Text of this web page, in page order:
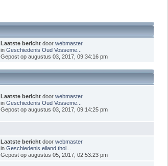
Laatste bericht doorwebmaster
inGeschiedenis Oud Vosseme...
Gepost op augustus 03, 2017, 09:34:16 pm
Laatste bericht doorwebmaster
inGeschiedenis Oud Vosseme...
Gepost op augustus 03, 2017, 09:14:25 pm
Laatste bericht doorwebmaster
inGeschiedenis eiland thol...
Gepost op augustus 05, 2017, 02:53:23 pm